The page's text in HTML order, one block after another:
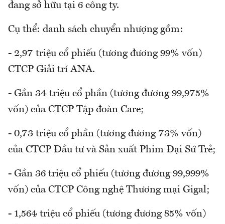
đang sở hữu tại 6 công ty.
Cụ thể: danh sách chuyển nhượng gồm:
- 2,97 triệu cổ phiếu (tương đương 99% vốn)
CTCP Giải trí ANA.
- Gần 34 triệu cổ phần (tương đương 99,975%
vốn) của CTCP Tập đoàn Care;
- 0,73 triệu cổ phần (tương đương 73% vốn)
của CTCP Đầu tư và Sản xuất Phim Đại Sứ Trẻ;
- Gần 36 triệu cổ phiếu (tương đương 99,999%
vốn) của CTCP Công nghệ Thương mại Gigal;
- 1,564 triệu cổ phiếu (tương đương 85% vốn)